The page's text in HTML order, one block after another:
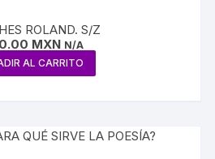
ROLAND. S/Z
MXN N/A
AL CARRITO